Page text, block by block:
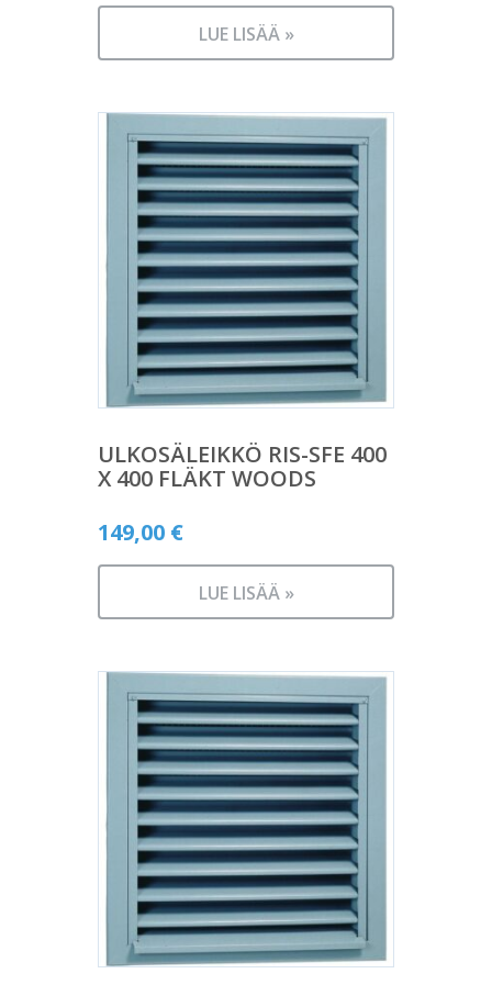
LUE LISÄÄ »
ULKOSÄLEIKKÖ RIS-SFE 400
X 400 FLÄKT WOODS
149,00 €
LUE LISÄÄ »